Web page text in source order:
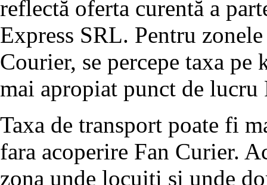
reflectă oferta curentă a
Express SRL. Pentru
Courier, se percepe taxa
mai apropiat punct de
Taxa de transport poate fi
fara acoperire Fan Curier.
zona unde locuiti si unde